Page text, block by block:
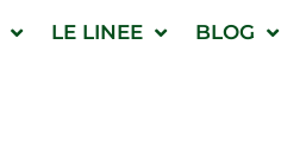
LE LINEE BLOG